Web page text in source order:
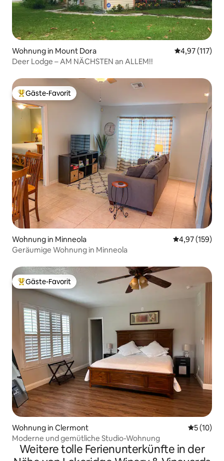
Wohnung in Mount Dora
4,97 (117)
Deer Lodge – AM NÄCHSTEN an ALLEM!!
Beliebter Gäste-Favorit.
Gäste-Favorit
Wohnung in Minneola
4,97 (159)
Geräumige Wohnung in Minneola
Beliebter Gäste-Favorit.
Gäste-Favorit
Wohnung in Clermont
5 (10)
Moderne und gemütliche Studio-Wohnung
Weitere tolle Ferienunterkünfte in der